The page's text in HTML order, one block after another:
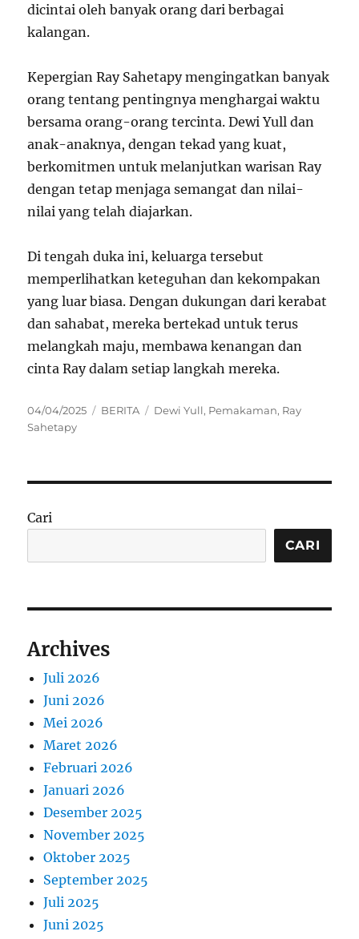
dicintai oleh banyak orang dari berbagai
kalangan.
Kepergian Ray Sahetapy mengingatkan banyak
orang tentang pentingnya menghargai waktu
bersama orang-orang tercinta. Dewi Yull dan
anak-anaknya, dengan tekad yang kuat,
berkomitmen untuk melanjutkan warisan Ray
dengan tetap menjaga semangat dan nilai-
nilai yang telah diajarkan.
Di tengah duka ini, keluarga tersebut
memperlihatkan keteguhan dan kekompakan
yang luar biasa. Dengan dukungan dari kerabat
dan sahabat, mereka bertekad untuk terus
melangkah maju, membawa kenangan dan
cinta Ray dalam setiap langkah mereka.
Posted
on
04/04/2025 Categories
BERITA Tags
Dewi Yull, Pemakaman, Ray
Sahetapy
Cari
CARI
Archives
Juli 2026
Juni 2026
Mei 2026
Maret 2026
Februari 2026
Januari 2026
Desember 2025
November 2025
Oktober 2025
September 2025
Juli 2025
Juni 2025